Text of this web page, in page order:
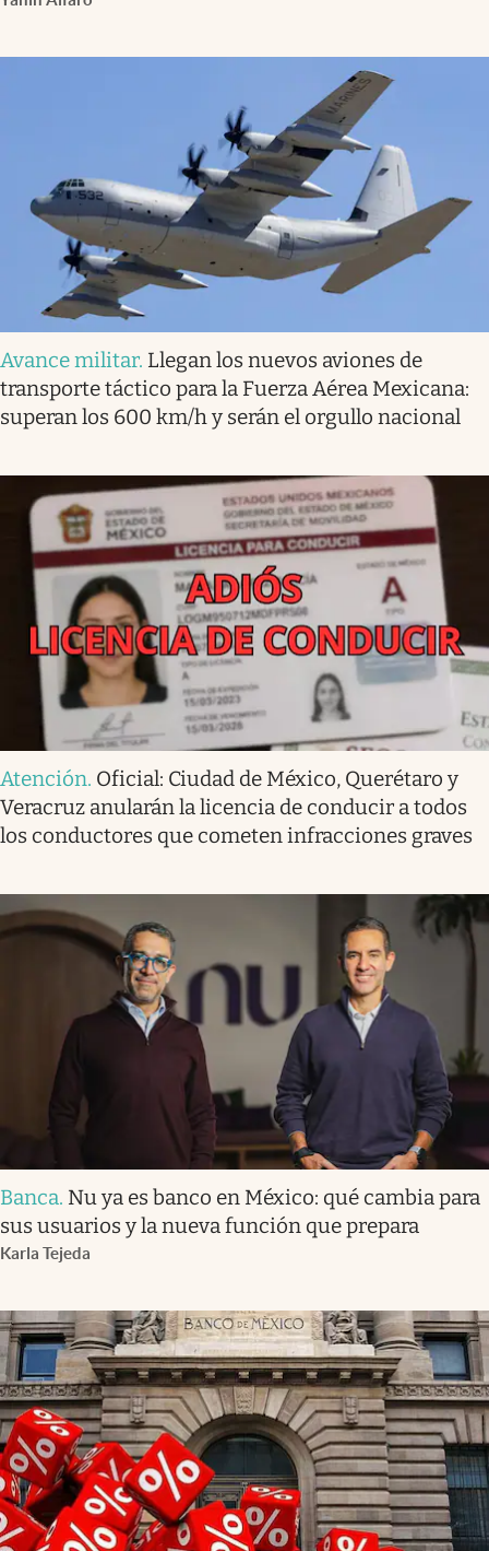
Avance militar. Llegan los nuevos aviones de
transporte táctico para la Fuerza Aérea Mexicana:
superan los 600 km/h y serán el orgullo nacional
Atención. Oficial: Ciudad de México, Querétaro y
Veracruz anularán la licencia de conducir a todos
los conductores que cometen infracciones graves
Banca. Nu ya es banco en México: qué cambia para
sus usuarios y la nueva función que prepara
Karla Tejeda